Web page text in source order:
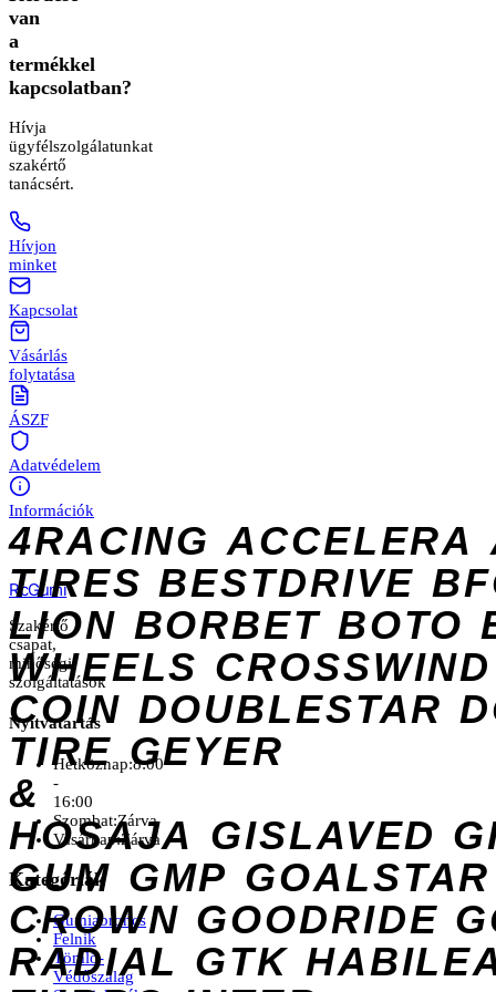
van
a
termékkel
kapcsolatban?
Hívja
ügyfélszolgálatunkat
szakértő
tanácsért.
Hívjon
minket
Kapcsolat
Vásárlás
folytatása
ÁSZF
Adatvédelem
Információk
4RACING ACCELERA
TIRES BESTDRIVE
LION BORBET BOTO
WHEELS CROSSWIND
COIN DOUBLESTAR
TIRE GEYER
&
HOSAJA GISLAVED
GUM GMP GOALSTAR
CROWN GOODRIDE
RADIAL GTK
RcGumi
Szakértő
csapat,
minőségi
szolgáltatások
Nyitvatartás
Hétköznap:8:00
-
16:00
Szombat:Zárva
Vasárnap:Zárva
Kategóriák
Gumiabroncs
Felnik
Tömlő-
Védőszalag